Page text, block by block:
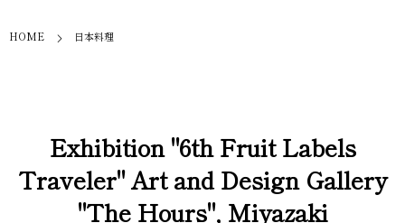
HOME 日本料理
Exhibition "6th Fruit Labels
Traveler" Art and Design Gallery
"The Hours", Miyazaki